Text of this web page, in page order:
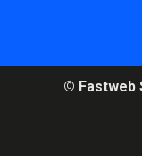
© Fastweb